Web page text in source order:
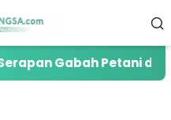
Petani di Jember